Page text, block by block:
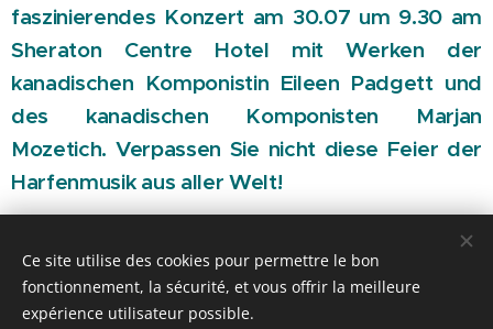
faszinierendes Konzert am 30.07 um 9.30 am
Sheraton Centre Hotel
mit Werken der
kanadischen Komponistin Eileen Padgett und
des kanadischen Komponisten Marjan
Mozetich. Verpassen Sie nicht diese Feier der
Harfenmusik aus aller Welt!
Ce site utilise des cookies pour permettre le bon
fonctionnement, la sécurité, et vous offrir la meilleure
expérience utilisateur possible.